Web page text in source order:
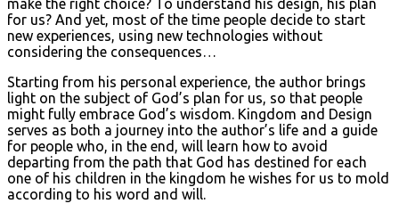
make the right choice? To understand his design, his plan
for us? And yet, most of the time people decide to start
new experiences, using new technologies without
considering the consequences…
Starting from his personal experience, the author brings
light on the subject of God’s plan for us, so that people
might fully embrace God’s wisdom. Kingdom and Design
serves as both a journey into the author’s life and a guide
for people who, in the end, will learn how to avoid
departing from the path that God has destined for each
one of his children in the kingdom he wishes for us to mold
according to his word and will.